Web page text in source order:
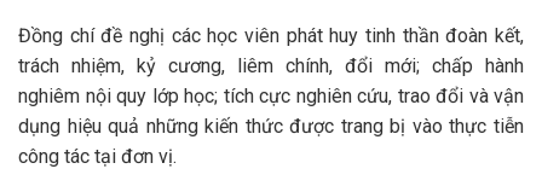
Đồng chí đề nghị các học viên phát huy tinh thần đoàn kết,
trách nhiệm, kỷ cương, liêm chính, đổi mới; chấp hành
nghiêm nội quy lớp học; tích cực nghiên cứu, trao đổi và vận
dụng hiệu quả những kiến thức được trang bị vào thực tiễn
công tác tại đơn vị.